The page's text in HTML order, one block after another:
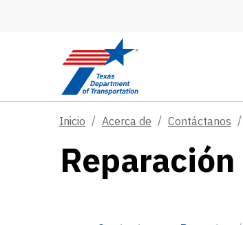
Inicio Acerca de Contáctanos